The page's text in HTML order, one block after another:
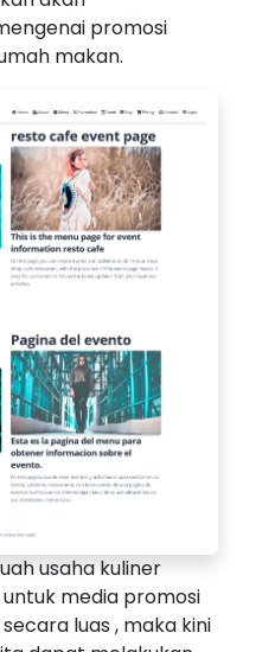
promosi
makan.
usaha kuliner
media promosi
luas , maka kini